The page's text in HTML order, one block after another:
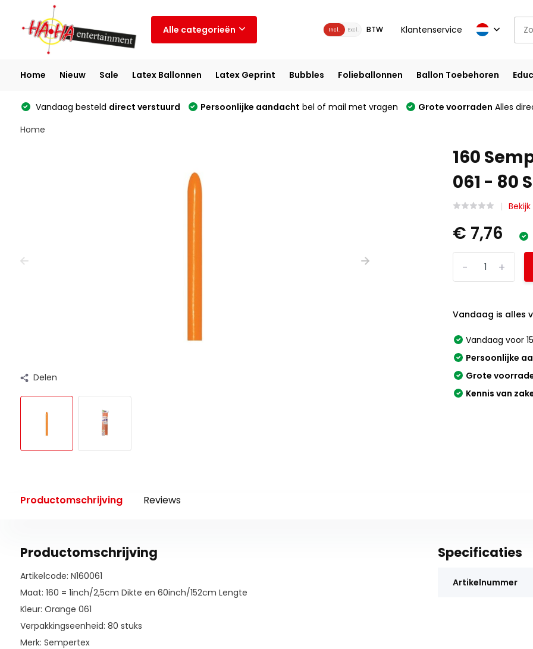
Alle categorieën Incl. Excl. BTW Klantenservice
Home Nieuw Sale Latex Ballonnen Latex Geprint Bubbles Folieballonnen Ballon Toebehoren
Vandaag besteld direct verstuurd Persoonlijke aandacht bel of mail met vragen Grote voorraden Alles
Home
Delen
160
061 - 80
€ 7,76
+
-
Vandaag is alles
Vandaag voor
Persoonlijke
Grote
Kennis van
Productomschrijving Reviews
Productomschrijving
Artikelcode: N160061
Maat: 160 = 1inch/2,5cm Dikte en 60inch/152cm Lengte
Kleur: Orange 061
Verpakkingseenheid: 80 stuks
Merk: Sempertex
Specificaties
Artikelnummer